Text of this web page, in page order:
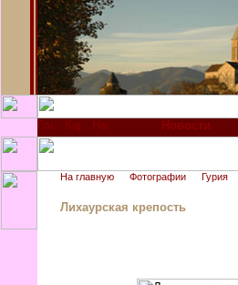
Новости
На главную Фотографии Гурия
Лихаурская крепость